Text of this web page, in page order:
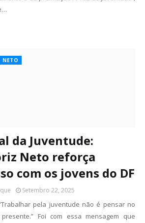
NETO
da Juventude:
Neto reforça
com os jovens do DF
Setembro 22, 2025
pela juventude não é pensar no
Foi com essa mensagem que